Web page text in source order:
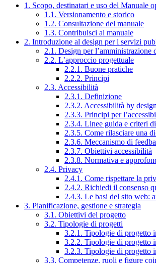
1. Scopo, destinatari e uso del Manuale
1.1. Versionamento e storico
1.2. Consultazione del manuale
1.3. Contribuisci al manuale
2. Introduzione al design per i servizi
2.1. Design per l’amministrazione
2.2. L’approccio progettuale
2.2.1. Buone pratiche
2.2.2. Principi
2.3. Accessibilità
2.3.1. Definizione
2.3.2. Accessibilità by design
2.3.3. Principi per
2.3.4. Linee guida e criteri
2.3.5. Come rilasciare una
2.3.6. Meccanismo di
2.3.7. Obiettivi accessibilità
2.3.8. Normativa e
2.4. Privacy
2.4.1. Come rispettare la
2.4.2. Richiedi il consenso
2.4.3. Le basi del sito web:
3. Pianificazione, gestione e strategia
3.1. Obiettivi del progetto
3.2. Tipologie di progetti
3.2.1. Tipologie di progetto
3.2.2. Tipologie di progetto
3.2.3. Tipologie di progetto
3.3. Competenze, ruoli e figure